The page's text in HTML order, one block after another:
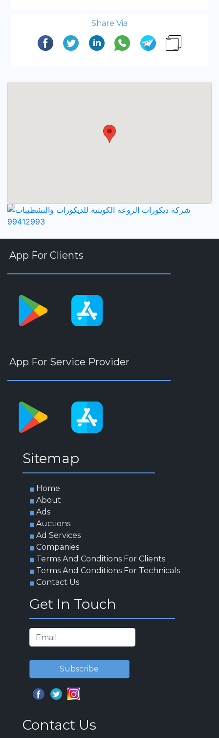
Share Via
App For Clients
App For Service Provider
Sitemap
Home
About
Ads
Auctions
Ad Services
Companies
Terms And Conditions For Clients
Terms And Conditions For Technicals
Contact Us
Get In Touch
Subscribe
Contact Us